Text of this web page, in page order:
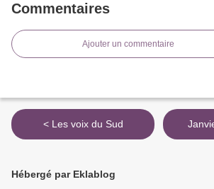
Commentaires
Ajouter un commentaire
< Les voix du Sud
Hébergé par Eklablog